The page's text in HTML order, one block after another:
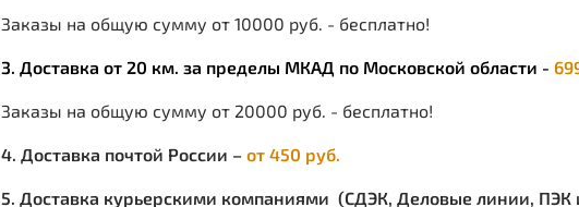
Заказы на общую сумму от 10000 руб. - бесплатно!
3. Доставка от 20 км. за пределы МКАД по Московской области -
Заказы на общую сумму от 20000 руб. - бесплатно!
4. Доставка почтой России – от 450 руб.
5. Доставка курьерскими компаниями (СДЭК, Деловые линии, ПЭК